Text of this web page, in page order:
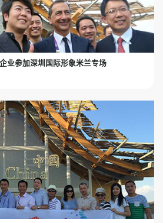
业参加深圳国际形象米兰专场